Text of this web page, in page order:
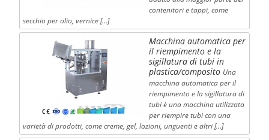
contenitori e tappi, come
secchio per olio, vernice […]
Macchina automatica per
il riempimento e la
sigillatura di tubi in
plastica/composito Una
macchina automatica per il
riempimento e la sigillatura di
tubi è una macchina utilizzata
per riempire tubi con una
varietà di prodotti, come creme, gel, lozioni, unguenti e altri […]